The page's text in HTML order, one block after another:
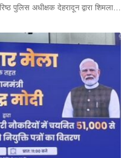
पुलिस अधीक्षक देहरादून द्वारा शिमला…